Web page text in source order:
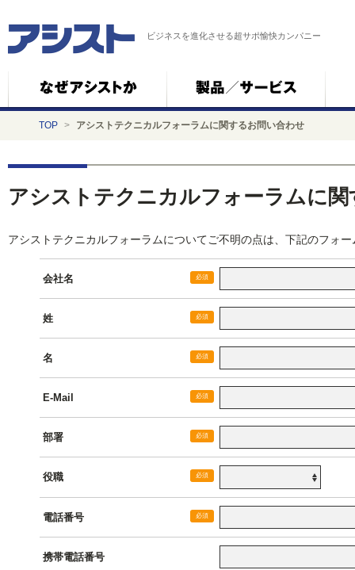
ビジネスを進化させる超サポ愉快カンパニー
TOP > アシストテクニカルフォーラムに関するお問い合わせ
アシストテクニカルフォーラムに
アシストテクニカルフォーラムについてご不明の点は、下記のフォ